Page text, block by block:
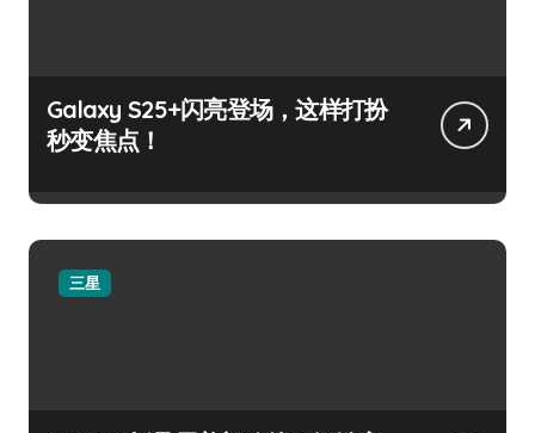
Galaxy S25+闪亮登场，这样打扮
秒变焦点！
三星